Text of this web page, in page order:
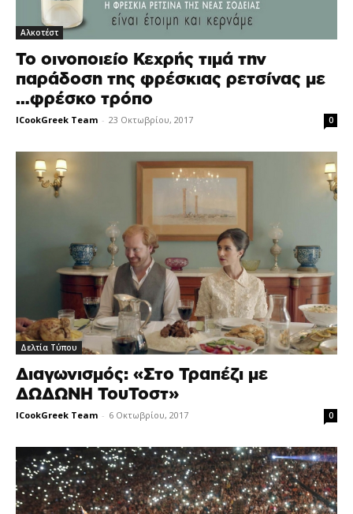
Αλκοτέστ
Το οινοποιείο Κεχρής τιμά την
παράδοση της φρέσκιας ρετσίνας με
…φρέσκο τρόπο
ICookGreek Team - 23 Οκτωβρίου, 2017 0
Δελτία Τύπου
Διαγωνισμός: «Στο Τραπέζι με
ΔΩΔΩΝΗ ΤουΤοστ»
ICookGreek Team - 6 Οκτωβρίου, 2017 0